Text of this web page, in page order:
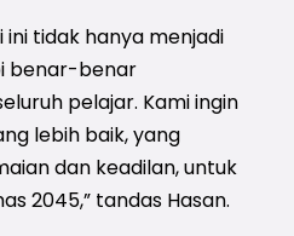
tidak hanya menjadi
benar-benar
pelajar. Kami ingin
lebih baik, yang
dan keadilan, untuk
2045,” tandas Hasan.